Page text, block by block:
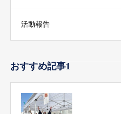
活動報告
おすすめ記事1